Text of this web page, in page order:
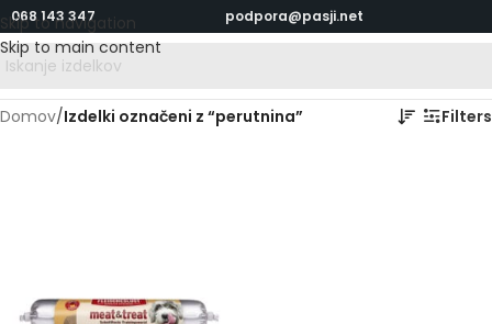
Skip to navigation
Skip to main content
068 143 347 podpora@pasji.net
Domov/Izdelki označeni z “perutnina” Filters